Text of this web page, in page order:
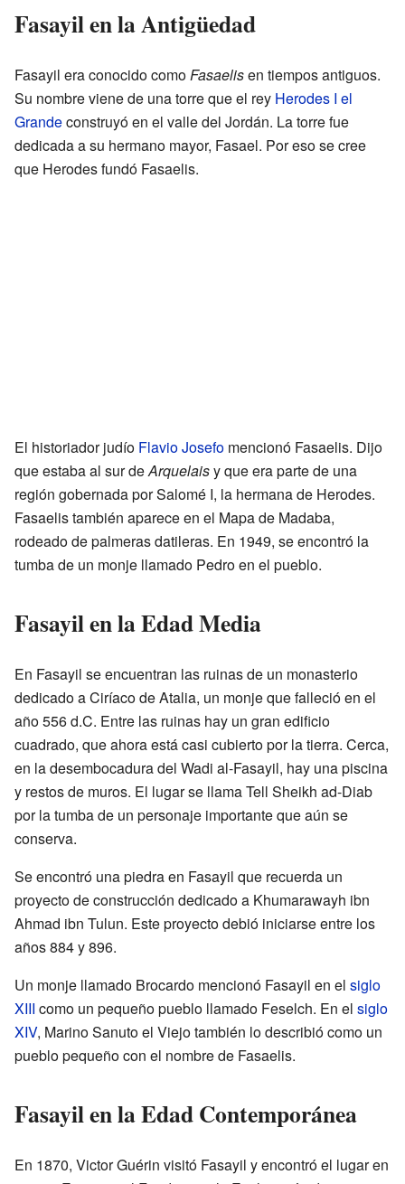
Fasayil en la Antigüedad
Fasayil era conocido comoFasaelisen tiempos antiguos.
Su nombre viene de una torre que el rey Herodes I el
Grandeconstruyó en el valle del Jordán. La torre fue
dedicada a su hermano mayor, Fasael. Por eso se cree
que Herodes fundó Fasaelis.
El historiador judío Flavio Josefo mencionó Fasaelis. Dijo
que estaba al sur deArquelaisy que era parte de una
región gobernada por Salomé I, la hermana de Herodes.
Fasaelis también aparece en el Mapa de Madaba,
rodeado de palmeras datileras. En 1949, se encontró la
tumba de un monje llamado Pedro en el pueblo.
Fasayil en la Edad Media
En Fasayil se encuentran las ruinas de un monasterio
dedicado a Ciríaco de Atalia, un monje que falleció en el
año 556 d.C. Entre las ruinas hay un gran edificio
cuadrado, que ahora está casi cubierto por la tierra. Cerca,
en la desembocadura del Wadi al-Fasayil, hay una piscina
y restos de muros. El lugar se llama Tell Sheikh ad-Diab
por la tumba de un personaje importante que aún se
conserva.
Se encontró una piedra en Fasayil que recuerda un
proyecto de construcción dedicado a Khumarawayh ibn
Ahmad ibn Tulun. Este proyecto debió iniciarse entre los
años 884 y 896.
Un monje llamado Brocardo mencionó Fasayil en el siglo
XIII como un pequeño pueblo llamado Feselch. En el siglo
XIV, Marino Sanuto el Viejo también lo describió como un
pueblo pequeño con el nombre de Fasaelis.
Fasayil en la Edad Contemporánea
En 1870, Victor Guérin visitó Fasayil y encontró el lugar en